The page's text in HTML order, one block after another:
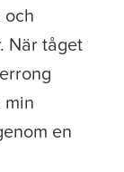
och
När tåget
min
en